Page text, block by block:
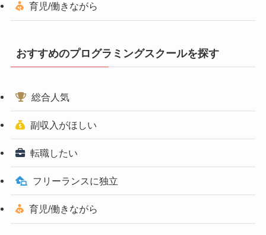
育児/働きながら
おすすめのプログラミングスクールを探す
総合人気
副収入がほしい
転職したい
フリーランスに独立
育児/働きながら